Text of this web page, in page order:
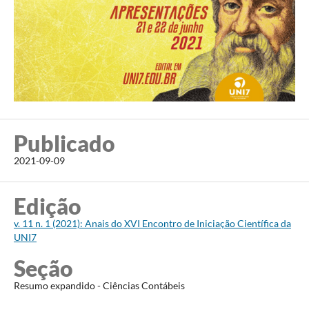
Publicado
2021-09-09
Edição
v. 11 n. 1 (2021): Anais do XVI Encontro de Iniciação Científica da
UNI7
Seção
Resumo expandido - Ciências Contábeis